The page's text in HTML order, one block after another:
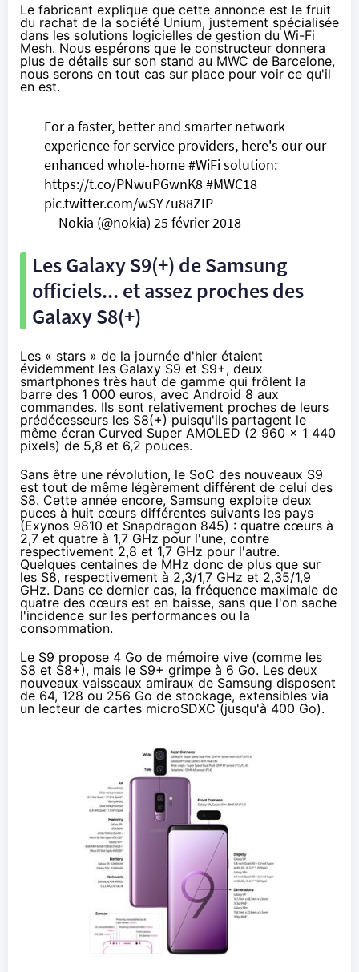
Le fabricant explique que cette annonce est le fruit
du rachat de la société Unium, justement spécialisée
dans les solutions logicielles de gestion du Wi-Fi
Mesh. Nous espérons que le constructeur donnera
plus de détails sur son stand au MWC de Barcelone,
nous serons en tout cas sur place pour voir ce qu'il
en est.
For a faster, better and smarter network
experience for service providers, here's our our
enhanced whole-home#WiFisolution:
https://t.co/PNwuPGwnK8#MWC18
pic.twitter.com/wSY7u88ZIP
— Nokia (@nokia) 25 février 2018
Les Galaxy S9(+) de Samsung
officiels... et assez proches des
Galaxy S8(+)
Les « stars » de la journée d'hier étaient
évidemment les Galaxy S9 et S9+, deux
smartphones très haut de gamme qui frôlent la
barre des 1 000 euros, avec Android 8 aux
commandes. Ils sont relativement proches de leurs
prédécesseurs les S8(+) puisqu'ils partagent le
même écran Curved Super AMOLED (2 960 x 1 440
pixels) de 5,8 et 6,2 pouces.
Sans être une révolution, le SoC des nouveaux S9
est tout de même légèrement différent de celui des
S8. Cette année encore, Samsung exploite deux
puces à huit cœurs différentes suivants les pays
(Exynos 9810 et Snapdragon 845) : quatre cœurs à
2,7 et quatre à 1,7 GHz pour l'une, contre
respectivement 2,8 et 1,7 GHz pour l'autre.
Quelques centaines de MHz donc de plus que sur
les S8, respectivement à 2,3/1,7 GHz et 2,35/1,9
GHz. Dans ce dernier cas, la fréquence maximale de
quatre des cœurs est en baisse, sans que l'on sache
l'incidence sur les performances ou la
consommation.
Le S9 propose 4 Go de mémoire vive (comme les
S8 et S8+), mais le S9+ grimpe à 6 Go. Les deux
nouveaux vaisseaux amiraux de Samsung disposent
de 64, 128 ou 256 Go de stockage, extensibles via
un lecteur de cartes microSDXC (jusqu'à 400 Go).